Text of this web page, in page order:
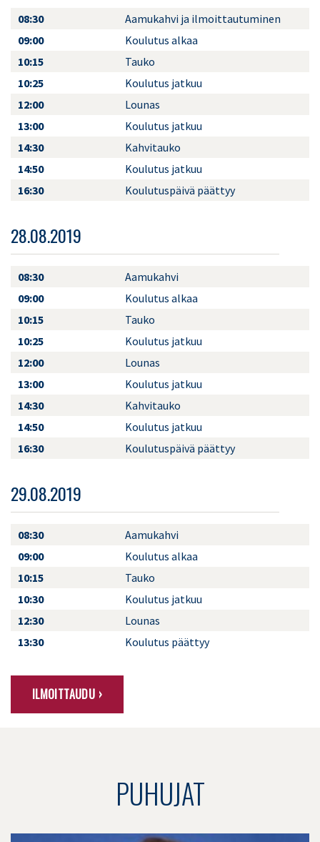
08:30
Aamukahvi ja ilmoittautuminen
09:00
Koulutus alkaa
10:15
Tauko
10:25
Koulutus jatkuu
12:00
Lounas
13:00
Koulutus jatkuu
14:30
Kahvitauko
14:50
Koulutus jatkuu
16:30
Koulutuspäivä päättyy
28.08.2019
08:30
Aamukahvi
09:00
Koulutus alkaa
10:15
Tauko
10:25
Koulutus jatkuu
12:00
Lounas
13:00
Koulutus jatkuu
14:30
Kahvitauko
14:50
Koulutus jatkuu
16:30
Koulutuspäivä päättyy
29.08.2019
08:30
Aamukahvi
09:00
Koulutus alkaa
10:15
Tauko
10:30
Koulutus jatkuu
12:30
Lounas
13:30
Koulutus päättyy
ILMOITTAUDU ›
PUHUJAT